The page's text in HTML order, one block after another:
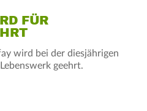
FÜR
wird bei der diesjährigen
geehrt.